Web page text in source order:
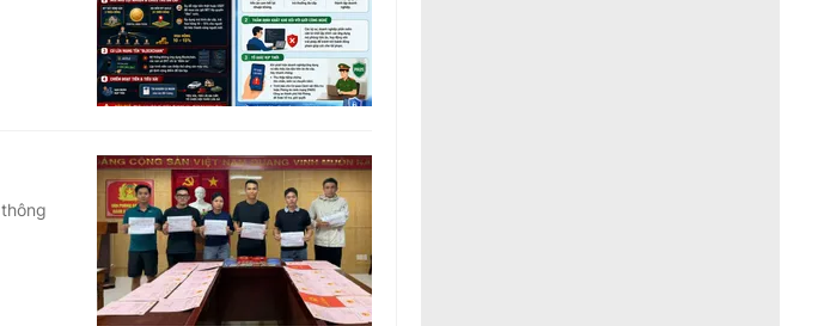
Góc ảnh
Công nghệ
Hitech Công nghệ tương lai
Sản phẩm
Thị trường
Tư vấn